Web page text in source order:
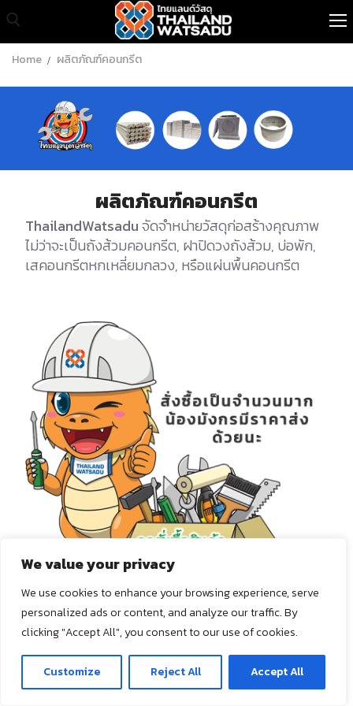
We value your privacy
We use cookies to enhance your browsing experience, serve
personalized ads or content, and analyze our traffic. By
clicking "Accept All", you consent to our use of cookies.
Customize Reject All Accept All
หน้าแรก
สินค้าทั้งหมด
เกี่ยวกับเรา
สินค้าขายส่ง
บทความ
Home ผลิตภัณฑ์คอนกรีต
ผลิตภัณฑ์คอนกรีต
ThailandWatsaduจัดจำหน่ายวัสดุก่อสร้างคุณภาพ
ไม่ว่าจะเป็นถังส้วมคอนกรีต, ฝาปิดวงถังส้วม, บ่อพัก,
เสคอนกรีตหกเหลี่ยมกลวง, หรือแผ่นพื้นคอนกรีต
ถังส้วมคอนกรีต
ติดต่อเรา